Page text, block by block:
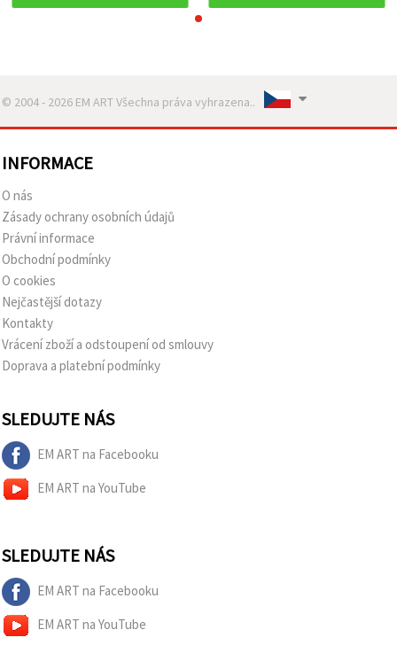
© 2004 - 2026 EM ART Všechna práva vyhrazena..
INFORMACE
O nás
Zásady ochrany osobních údajů
Právní informace
Obchodní podmínky
O cookies
Nejčastější dotazy
Kontakty
Vrácení zboží a odstoupení od smlouvy
Doprava a platební podmínky
SLEDUJTE NÁS
EM ART na Facebooku
EM ART na YouTube
SLEDUJTE NÁS
EM ART na Facebooku
EM ART na YouTube